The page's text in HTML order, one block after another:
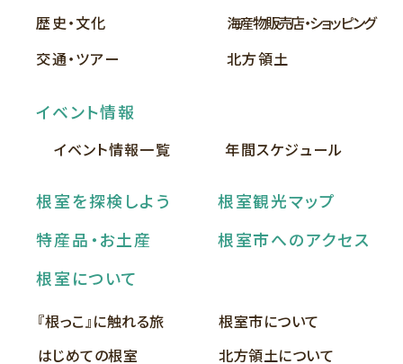
歴史・文化
海産物販売店・ショッピング
交通・ツアー
北方領土
イベント情報
イベント情報一覧 年間スケジュール
根室を探検しよう
根室観光マップ
特産品・お土産
根室市へのアクセス
根室について
『根っこ』に触れる旅
根室市について
はじめての根室
北方領土について